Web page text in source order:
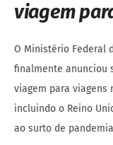
viagem
O Ministério Federal
finalmente anunciou
viagem para viagens
incluindo o Reino
ao surto de